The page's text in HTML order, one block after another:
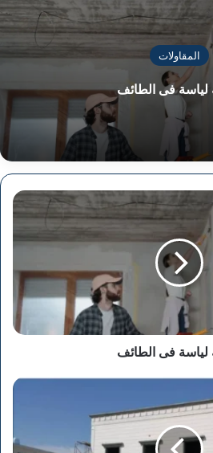
المقاولات
فى الطائف
فى الطائف